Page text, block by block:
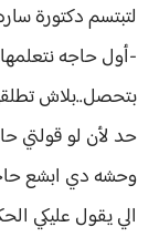
لتبتسم دكتورة
-أول حاجه
بتحصل..بلاش
حد لأن لو قولتي
وحشه دي ابشع
الي يقول عليكي